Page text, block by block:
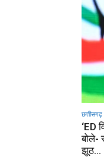
छत्तीसगढ़
‘ED
बोले-
झूठ...